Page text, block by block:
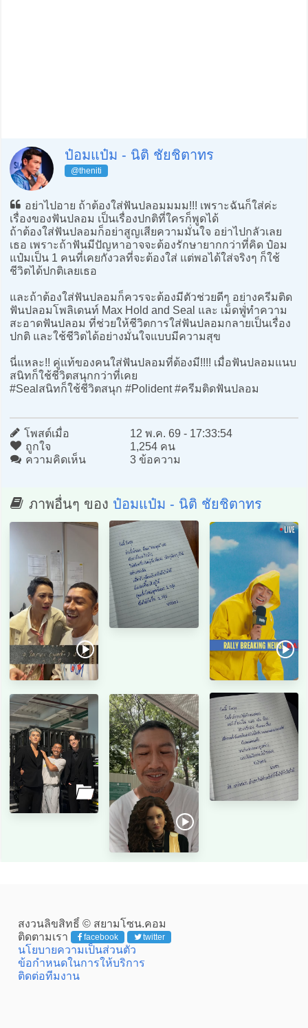
ป๋อมแป๋ม - นิติ ชัยชิตาทร
@theniti
อย่าไปอาย ถ้าต้องใส่ฟันปลอมมมม!!! เพราะฉันก็ใส่ค่ะ
เรื่องของฟันปลอม เป็นเรื่องปกติที่ใครก็พูดได้
ถ้าต้องใส่ฟันปลอมก็อย่าสูญเสียความมั่นใจ อย่าไปกลัวเลย
เธอ เพราะถ้าฟันมีปัญหาอาจจะต้องรักษายากกว่าที่คิด ป๋อม
แป๋มเป็น 1 คนที่เคยกังวลที่จะต้องใส่ แต่พอได้ใส่จริงๆ ก็ใช้
ชีวิตได้ปกติเลยเธอ
และถ้าต้องใส่ฟันปลอมก็ควรจะต้องมีตัวช่วยดีๆ อย่างครีมติด
ฟันปลอมโพลิเดนท์ Max Hold and Seal และ เม็ดฟู่่ทำความ
สะอาดฟันปลอม ที่ช่วยให้ชีวิตการใส่ฟันปลอมกลายเป็นเรื่อง
ปกติ และใช้ชีวิตได้อย่างมั่นใจแบบมีความสุข
นี่แหละ!! คู่แท้ของคนใส่ฟันปลอมที่ต้องมี!!!! เมื่อฟันปลอมแนบ
สนิทก็ใช้ชีวิตสนุกกว่าที่เคย
#Sealสนิทก็ใช้ชีวิตสนุก #Polident #ครีมติดฟันปลอม
โพสต์เมื่อ
12 พ.ค. 69 - 17:33:54
ถูกใจ
1,254 คน
ความคิดเห็น
3 ข้อความ
ภาพอื่นๆ ของ ป๋อมแป๋ม - นิติ ชัยชิตาทร
สงวนลิขสิทธิ์ © สยามโซน.คอม
ติดตามเรา
facebook twitter
นโยบายความเป็นส่วนตัว
ข้อกำหนดในการให้บริการ
ติดต่อทีมงาน